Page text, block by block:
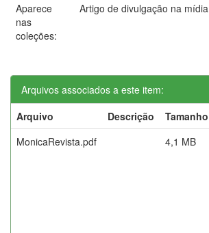
Aparece
nas
coleções:
Artigo de divulgação na
Arquivos associados a este item:
Arquivo
Descrição Tamanho
MonicaRevista.pdf
4,1 MB